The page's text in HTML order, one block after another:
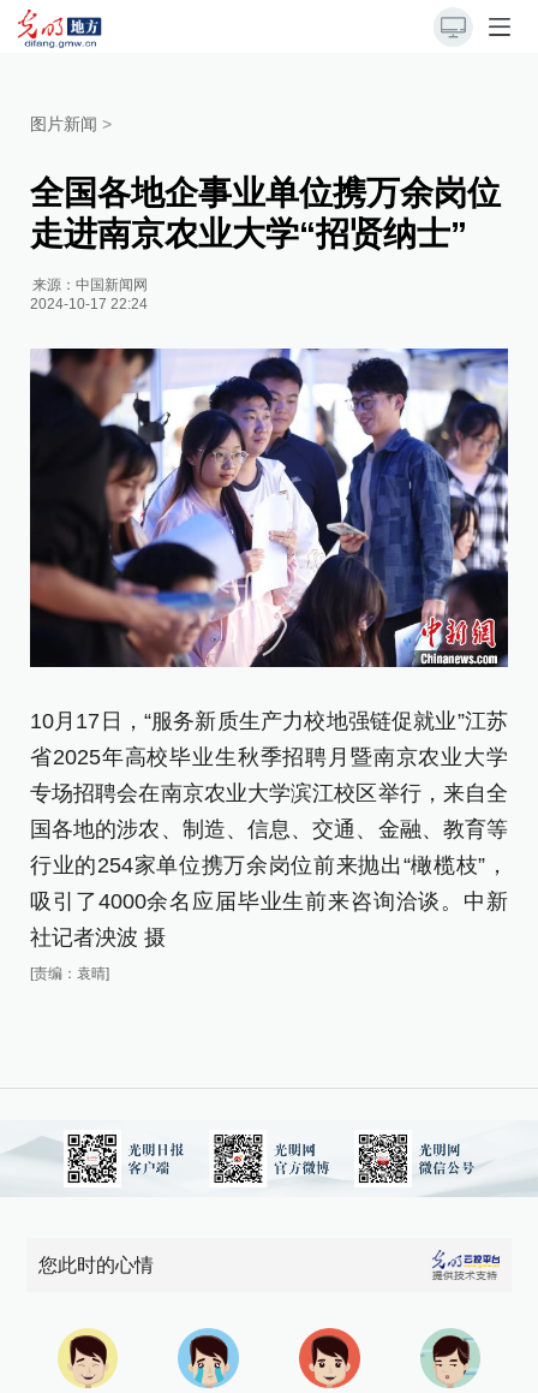
图片新闻 >
全国各地企事业单位携万余岗位
走进南京农业大学“招贤纳士”
来源：中国新闻网
2024-10-17 22:24
10月17日，“服务新质生产力校地强链促就业”江苏
省2025年高校毕业生秋季招聘月暨南京农业大学
专场招聘会在南京农业大学滨江校区举行，来自全
国各地的涉农、制造、信息、交通、金融、教育等
行业的254家单位携万余岗位前来抛出“橄榄枝”，
吸引了4000余名应届毕业生前来咨询洽谈。中新
社记者泱波 摄
[责编：袁晴]
您此时的心情